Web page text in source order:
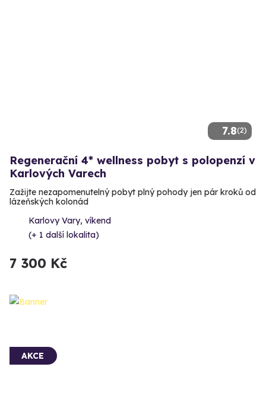
7.8(2)
Regenerační 4* wellness pobyt s polopenzí v
Karlových Varech
Zažijte nezapomenutelný pobyt plný pohody jen pár kroků od
lázeňských kolonád
Karlovy Vary, víkend
(+ 1 další lokalita)
7 300 Kč
AKCE